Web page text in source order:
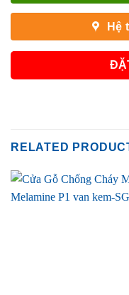
Hệ
RELATED